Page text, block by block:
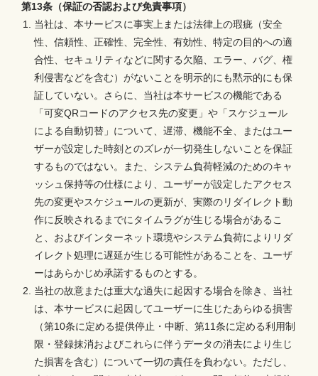
第13条（保証の否認および免責事項）
当社は、本サービスに事実上または法律上の瑕疵（安全
性、信頼性、正確性、完全性、有効性、特定の目的への適
合性、セキュリティなどに関する欠陥、エラー、バグ、権
利侵害などを含む）がないことを明示的にも黙示的にも保
証していない。さらに、当社は本サービスの機能である
「可変QRコードのアクセス先の変更」や「スケジュール
による自動切替」について、遅滞、機能不全、またはユー
ザーが設定した時刻とのズレが一切発生しないことを保証
するものではない。また、システム負荷軽減のためのキャ
ッシュ保持等の仕様により、ユーザーが設定したアクセス
先の変更やスケジュールの更新が、実際のリダイレクト動
作に反映されるまでにタイムラグが生じる場合があるこ
と、およびインターネット環境やシステム負荷によりリダ
イレクト処理に遅延が生じる可能性があることを、ユーザ
ーはあらかじめ承諾するものとする。
当社の故意または重大な過失に起因する場合を除き、当社
は、本サービスに起因してユーザーに生じたあらゆる損害
（第10条に定める提供停止・中断、第11条に定める利用制
限・登録抹消およびこれらに伴うデータの消去により生じ
た損害を含む）について一切の責任を負わない。ただし、